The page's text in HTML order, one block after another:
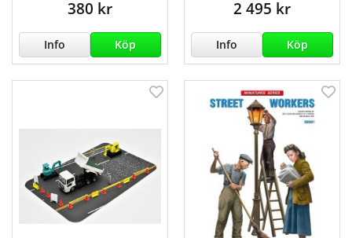
380 kr
Info Köp
2 495 kr
Info Köp